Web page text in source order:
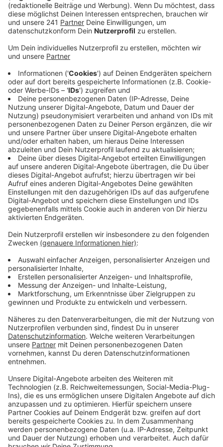
Wegen des Mindestabstands wird die Blutspende
am Donnerstag, 2. April, die normalerweise im
Rotkreuz-Zentrum in Euskirchen stattfindet, in
verlegt. Hier sind Ein- und Ausgang getrennt, sage
gebeten, zum Ausfüllen des Fragebogens einen
eigenen Kugelschreiber mitzubringen. Und da der
Imbiss nach der Blutspende zur Zeit nicht
stattfindet, werden Lunchpakete herausgeben.
Veröffentlicht:Donnerstag, 02.04.2020 13:53
Anzeige
Weitere Termine
Anzeige
Zingsheim (Grundschule, 9. April, 17 bis 20 Uhr)
Zülpich (Forum, 21. April, 15.30 bis 20 Uhr)
Kommern (Bürgerhalle, 22. April, 16 bis 20 Uhr)
Füssenich (Nikolausstift, 22. April, 15.30 bis 20
Uhr)
Uhr).
Anzeige
Anzeige